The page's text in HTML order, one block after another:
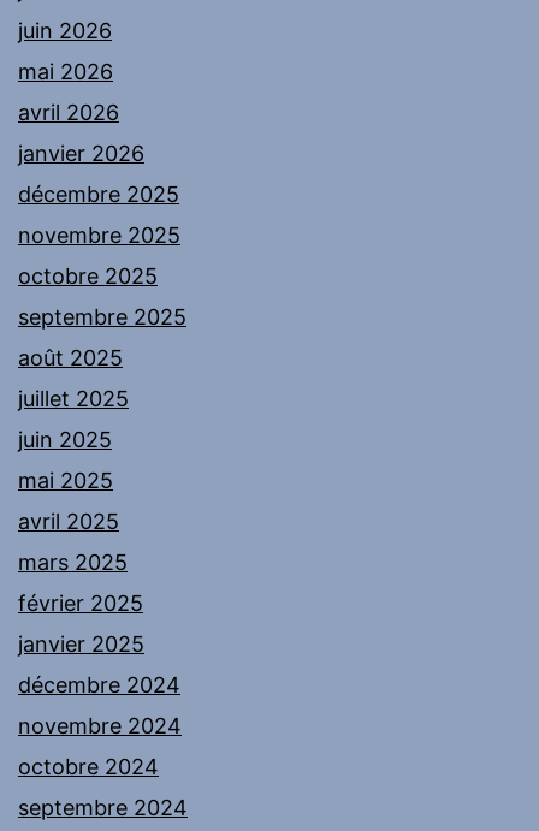
juin 2026
mai 2026
avril 2026
janvier 2026
décembre 2025
novembre 2025
octobre 2025
septembre 2025
août 2025
juillet 2025
juin 2025
mai 2025
avril 2025
mars 2025
février 2025
janvier 2025
décembre 2024
novembre 2024
octobre 2024
septembre 2024